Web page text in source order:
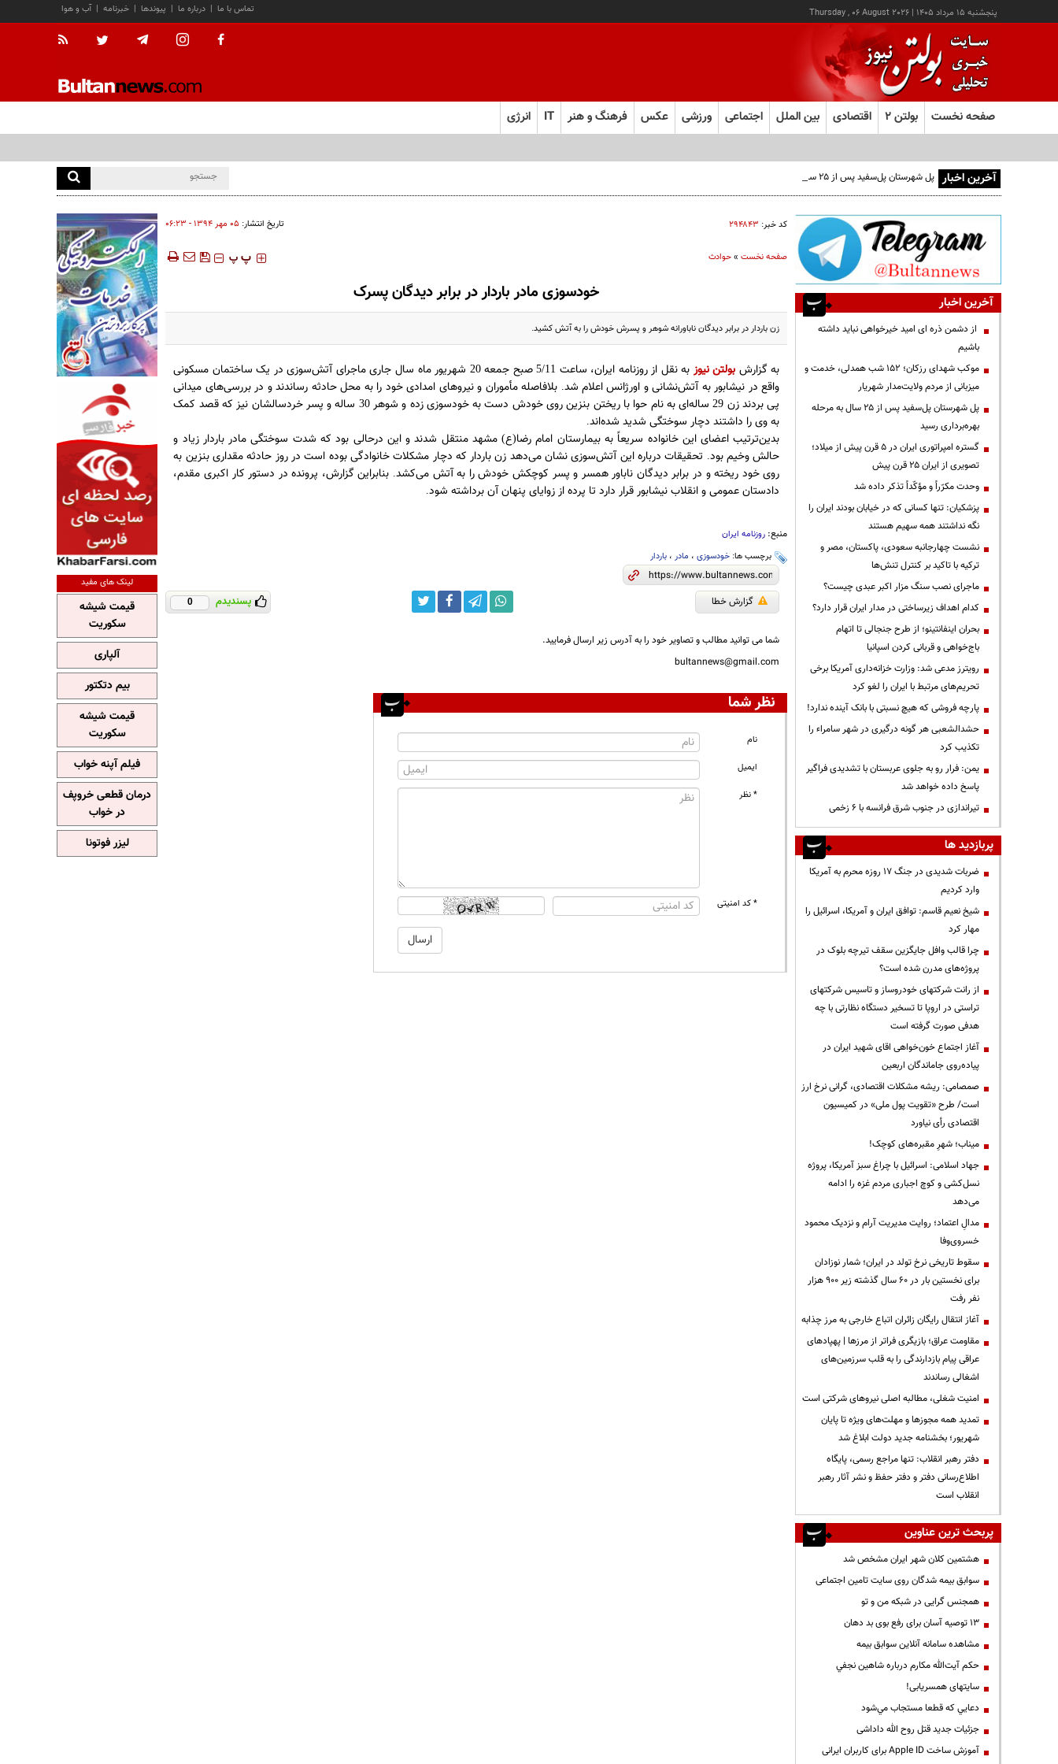
پنجشنبه ۱۵ مرداد ۱۴۰۵ |
Thursday , 06 August 2026 آب و هوا | خبرنامه | پیوندها | درباره ما | تماس با ما
صفحه نخست بولتن ۲ اقتصادی بین الملل اجتماعی ورزشی عکس فرهنگ و هنر IT انرژی
آخرین اخبار پل شهرستان پل‌سفید پس از ۲۵ سال به مرحله بهره‌برداری رسید
کد خبر: ۲۹۴۸۴۳ تاریخ انتشار: ۰۵ مهر ۱۳۹۴ - ۰۶:۲۳
صفحه نخست»حوادث ‍‍‍ پ پ
خودسوزی مادر باردار در برابر دیدگان پسرک
زن باردار در برابر دید‌گان ناباورانه شوهر و پسرش خودش را به آتش کشید.
به گزارش بولتن نیوز به نقل از روزنامه ایران، ساعت 5/11 صبح جمعه20 شهریور ماه سال جاری ماجرای آتش‌سوزی در یک ساختمان مسکونی
واقع در نیشابور به آتش‌نشانی و اورژانس اعلام شد. بلافاصله مأموران و نیروهای امدادی خود را به محل حادثه رساندند و در بررسی‌های میدانی
پی بردند زن 29 ساله‌ای به نام حوا با ریختن بنزین روی خودش دست به خودسوزی زده و شوهر30 ساله و پسر خردسالشان نیز که قصد کمک
به وی را داشتند دچار سوختگی شدید شده‌اند.
بدین‌ترتیب اعضای این خانواده سریعاً به بیمارستان امام رضا(ع)مشهد منتقل شدند و این درحالی بود که شدت سوختگی مادر باردار زیاد و
حالش وخیم بود. تحقیقات درباره این آتش‌سوزی نشان می‌دهد زن باردار که دچار مشکلات خانوادگی بوده است در روز حادثه مقداری بنزین به
روی خود ریخته و در برابر دید‌گان ناباور همسر و پسر کوچکش خودش را به آتش می‌کشد. بنابراین گزارش، پرونده در دستور کار اکبری مقدم،
دادستان عمومی و انقلاب نیشابور قرار دارد تا پرده از زوایای پنهان آن برداشته شود.
منبع: روزنامه ایران
برچسب ها: خودسوزی، مادر، باردار
گزارش خطا پسندیدم 0
شما می توانید مطالب و تصاویر خود را به آدرس زیر ارسال فرمایید.
bultannews@gmail.com
نظر شما
نام
ایمیل
* نظر
* کد امنیتی
آخرین اخبار
از دشمن ذره ای امید خیرخواهی نباید داشته
باشیم
موکب شهدای رزکان؛ ۱۵۲ شب همدلی، خدمت و
میزبانی از مردم ولایت‌مدار شهریار
پل شهرستان پل‌سفید پس از ۲۵ سال به مرحله
بهره‌برداری رسید
گستره امپراتوری ایران در ۵ قرن پیش از میلاد؛
تصویری از ایران ۲۵ قرن پیش
وحدت مکرّراً و مؤکّداً تذکر داده شد
پزشکیان: تنها کسانی که در خیابان بودند ایران را
نگه نداشتند همه سهیم هستند
نشست چهارجانبه سعودی، پاکستان، مصر و
ترکیه با تاکید بر کنترل تنش‌ها
ماجرای نصب سنگ مزار اکبر عبدی چیست؟
کدام اهداف زیرساختی در مدار ایران قرار دارد؟
بحران اینفانتینو؛ از طرح جنجالی تا اتهام
باج‌خواهی و قربانی کردن اسپانیا
رویترز مدعی شد: وزارت خزانه‌داری آمریکا برخی
تحریم‌های مرتبط با ایران را لغو کرد
پارچه فروشی که هیچ نسبتی با بانک آینده ندارد!
حشدالشعبی هر گونه درگیری در شهر سامراء را
تکذیب کرد
یمن: فرار رو به جلوی عربستان با تشدیدی فراگیر
پاسخ داده خواهد شد
تیراندازی در جنوب شرق فرانسه با ۶ زخمی
پربازدید ها
ضربات شدیدی در جنگ ۱۷ روزه محرم به آمریکا
وارد کردیم
شیخ نعیم قاسم: توافق ایران و آمریکا، اسرائیل را
مهار کرد
چرا قالب وافل جایگزین سقف تیرچه بلوک در
پروژه‌های مدرن شده است؟
از رانت‌ شرکتهای خودروساز و تاسیس شرکتهای
تراستی در اروپا تا تسخیر دستگاه نظارتی با چه
هدفی صورت گرفته است
آغاز اجتماع خون‌خواهی اقای شهید ایران در
پیاده‌روی جاماندگان اربعین
صمصامی: ریشه مشکلات اقتصادی، گرانی نرخ ارز
است/ طرح «تقویت پول ملی» در کمیسیون
اقتصادی رأی نیاورد
میناب؛ شهرِ مقبره‌های کوچک!
جهاد اسلامی: اسرائیل با چراغ سبز آمریکا، پروژه
نسل‌کشی و کوچ اجباری مردم غزه را ادامه
می‌دهد
مدالِ اعتماد؛ روایت مدیریت آرام و نزدیک محمود
خسروی‌وفا
سقوط تاریخی نرخ تولد در ایران؛ شمار نوزادان
برای نخستین بار در ۶۰ سال گذشته زیر ۹۰۰ هزار
نفر رفت
آغاز انتقال رایگان زائران اتباع خارجی به مرز چذابه
مقاومت عراق؛ بازیگری فراتر از مرزها | پهپادهای
عراقی پیام بازدارندگی را به قلب سرزمین‌های
اشغالی رساندند
‌امنیت شغلی، مطالبه اصلی نیروهای شرکتی است
تمدید همه مجوزها و مهلت‌های ویژه تا پایان
شهریور؛ بخشنامه جدید دولت ابلاغ شد
دفتر رهبر انقلاب: تنها مراجع رسمی، پایگاه
اطلاع‌رسانی دفتر و دفتر حفظ و نشر آثار رهبر
انقلاب است
پربحث ترین عناوین
هشتمین کلان شهر ایران مشخص شد
سوابق بیمه شدگان روی سایت تامین اجتماعی
همجنس گرایی در شبکه من و تو
13 توصیه آسان برای رفع بوی بد دهان
مشاهده سامانه آنلاين سوابق بیمه
حكم آيت‌الله مكارم درباره شاهين نجفي
سایتهای همسریابی!
دعايي كه قطعا مستجاب مي‌شود
جزئیات جدید قتل روح الله داداشی
آموزش ساخت Apple ID برای کاربران ایرانی
لینک های مفید
قیمت شیشه
سکوریت
آلپاری
بیم دتکتور
قیمت شیشه
سکوریت
فیلم آپنه خواب
درمان قطعی خروپف
در خواب
لیزر فوتونا